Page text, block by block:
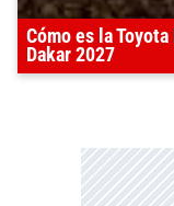
Cómo es la
Dakar 2027